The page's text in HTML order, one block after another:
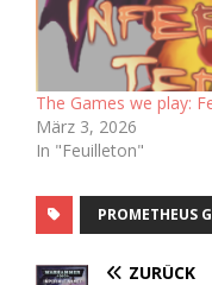
The Games we play:
März 3, 2026
In "Feuilleton"
PROMETHEUS
ZURÜCK